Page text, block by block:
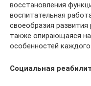
восстановления
воспитательная
своеобразия
также опирающаяся
особенностей каждого
Социальная